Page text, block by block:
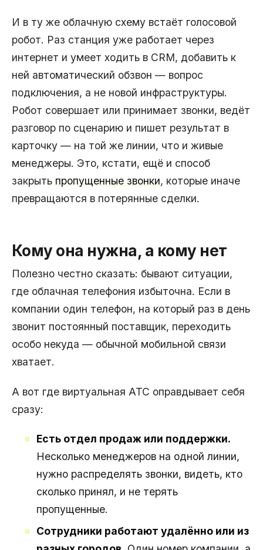
И в ту же облачную схему встаёт голосовой
робот. Раз станция уже работает через
интернет и умеет ходить в CRM, добавить к
ней автоматический обзвон — вопрос
подключения, а не новой инфраструктуры.
Робот совершает или принимает звонки, ведёт
разговор по сценарию и пишет результат в
карточку — на той же линии, что и живые
менеджеры. Это, кстати, ещё и способ
закрыть пропущенные звонки, которые иначе
превращаются в потерянные сделки.
Кому она нужна, а кому нет
Полезно честно сказать: бывают ситуации,
где облачная телефония избыточна. Если в
компании один телефон, на который раз в день
звонит постоянный поставщик, переходить
особо некуда — обычной мобильной связи
хватает.
А вот где виртуальная АТС оправдывает себя
сразу:
Есть отдел продаж или поддержки.
Несколько менеджеров на одной линии,
нужно распределять звонки, видеть, кто
сколько принял, и не терять
пропущенные.
Сотрудники работают удалённо или из